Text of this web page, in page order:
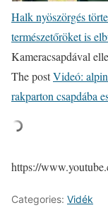
Halk nyöszörgés
természetőröket is
Kameracsapdával
The postVideó:
rakparton csapdába
https://
Categories: Vidék